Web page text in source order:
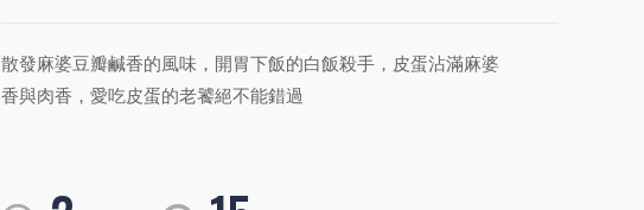
散發麻婆豆瓣鹹香的風味，開胃下飯的白飯殺手，皮蛋沾滿麻婆
香與肉香，愛吃皮蛋的老饕絕不能錯過